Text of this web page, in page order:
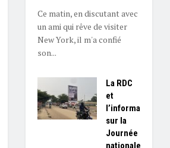
Ce matin, en discutant avec
un ami qui rêve de visiter
New York, il m'a confié
son...
La RDC
et
l’information
sur la
Journée
nationale